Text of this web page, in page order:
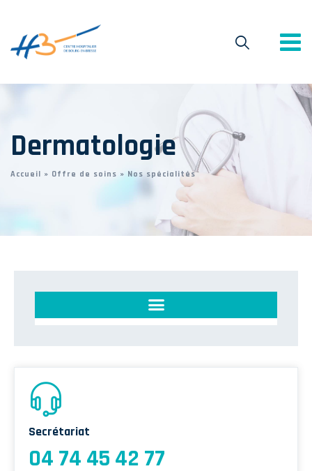
Dermatologie
Accueil » Offre de soins » Nos spécialités
Secrétariat
04 74 45 42 77